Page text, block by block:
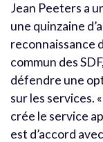
Jean Peeters a
une quinzaine
reconnaissance
commun des
défendre une
sur les services.
crée le service
est d’accord